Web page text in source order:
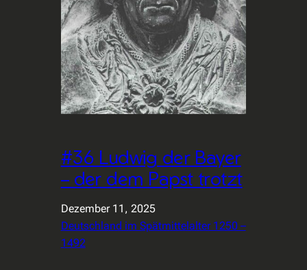
#36 Ludwig der Bayer
– der dem Papst trotzt
Dezember 11, 2025
Deutschland im Spätmittelalter 1250 –
1492